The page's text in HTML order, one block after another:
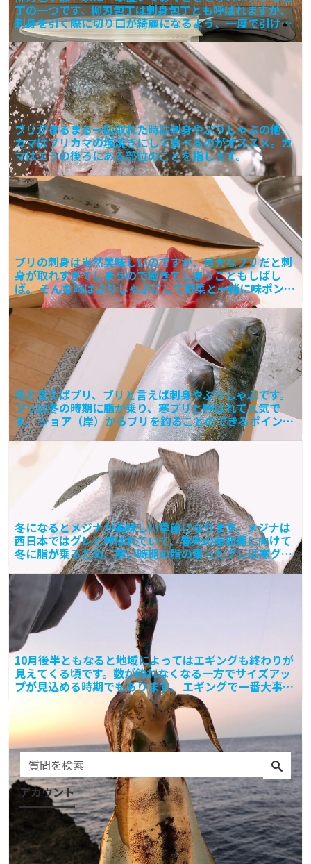
丁の一つです。柳刃包丁は刺身包丁とも呼ばれますが、
刺身を引く際に切り口が綺麗になるよう、一度で引ける
ように刀身
ブリがまるまる一匹取れた時は刺身やぶりしゃぶの他、
カマはブリカマの塩焼きにして食べるのがオススメ。カ
マはエラの後ろにある部位のことを指します。
ブリの刺身は当然美味しいのですが、巨大なブリだと刺
身が取れすぎてしまうので飽きてしまうこともしばし
ば。 そんな時はぶりしゃぶにして野菜と一緒に味ポンで
食べるのが
冬と言えばブリ、ブリと言えば刺身やぶりしゃぶです。
ブリは冬の時期に脂が乗り、寒ブリと呼ばれて人気で
す。 ショア（岸）からブリを釣ることのできるポイント
もあります
冬になるとメジナが美味しい季節になります。メジナは
西日本ではグレと呼ばれていて、春先の産卵期に向けて
冬に脂が乗るため、寒い時期の脂の乗ったグレは寒グレ
と呼ばれて
10月後半ともなると地域によってはエギングも終わりが
見えてくる頃です。数が釣れなくなる一方でサイズアッ
プが見込める時期でもあります。 エギングで一番大事な
3 4 5 Next »
アカウント
ログイン
会員登録